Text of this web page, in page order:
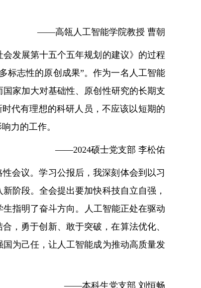
——高瓴人工智能学院教授 曹朝
发展第十五个五年规划的建议》的过程
标志性的原创成果”。作为一名人工智能
家加大对基础性、原创性研究的长期支
代有理想的科研人员，不应该以短期的
力的工作。
——2024硕士党支部 李松佑
会议。学习公报后，我深刻体会到以习
阶段。全会提出要加快科技自立自强，
指明了奋斗方向。人工智能正处在驱动
，勇于创新、敢于突破，在算法优化、
为己任，让人工智能成为推动高质量发
——本科生党支部 刘恒畅